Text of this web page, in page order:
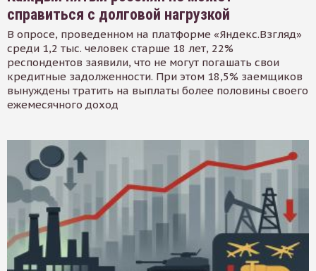
справиться с долговой нагрузкой
В опросе, проведенном на платформе «Яндекс.Взгляд»
среди 1,2 тыс. человек старше 18 лет, 22%
респондентов заявили, что не могут погашать свои
кредитные задолженности. При этом 18,5% заемщиков
вынуждены тратить на выплаты более половины своего
ежемесячного доход